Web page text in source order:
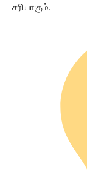
சரியாகும்.